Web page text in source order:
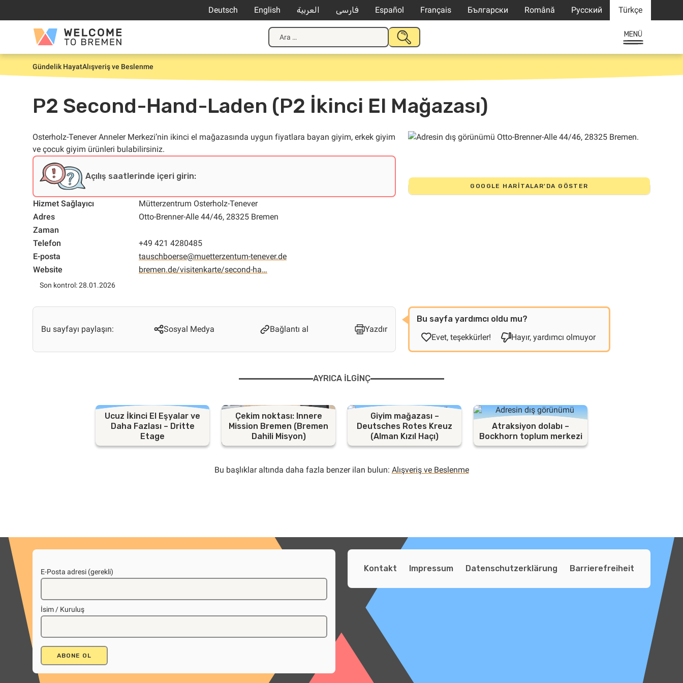
Deutsch English العربية فارسی Español Français Български Română Русский Türkçe
Welcome
to
Bremen
Arama:
ARAMAYI
MENÜ
Giriş
Gündelik HayatAlışveriş ve Beslenme
P2 Second-Hand-Laden (P2 İkinci El Mağazası)
Osterholz-Tenever Anneler Merkezi’nin ikinci el mağazasında uygun fiyatlara bayan giyim, erkek giyim
ve çocuk giyim ürünleri bulabilirsiniz.
Açılış saatlerinde içeri girin:
Hizmet Sağlayıcı
Mütterzentrum Osterholz-Tenever
Adres
Otto-Brenner-Alle 44/46, 28325 Bremen
Zaman
Telefon
+49 421 4280485
E-posta
tauschboerse@muetterzentum-tenever.de
Website
bremen.de/visitenkarte/second-ha…
Son kontrol: 28.01.2026
GOOGLE HARITALAR'DA GÖSTER
Bu sayfayı paylaşın: Sosyal Medya Bağlantı al Yazdır
Bu sayfa yardımcı oldu mu?
Evet, teşekkürler!
Hayır, yardımcı olmuyor
AYRICA ILGINÇ
Ucuz İkinci El Eşyalar ve
Daha Fazlası – Dritte
Etage
Çekim noktası: Innere
Mission Bremen (Bremen
Dahili Misyon)
Giyim mağazası –
Deutsches Rotes Kreuz
(Alman Kızıl Haçı)
Atraksiyon dolabı –
Bockhorn toplum merkezi
Bu başlıklar altında daha fazla benzer ilan bulun: Alışveriş ve Beslenme
E-Posta adresi (gerekli)
İsim / Kuruluş
Kontakt Impressum Datenschutzerklärung Barrierefreiheit